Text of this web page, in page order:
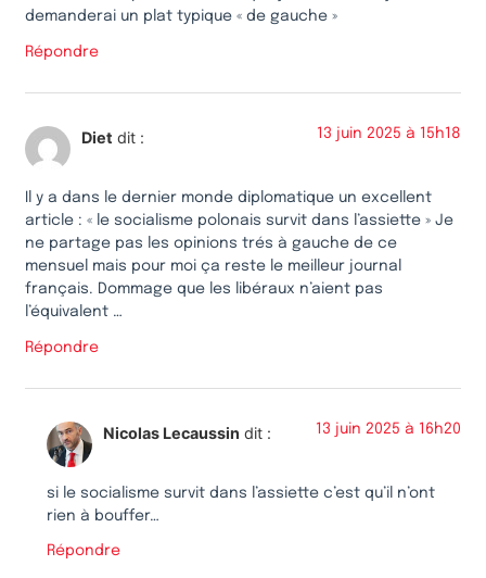
demanderai un plat typique « de gauche »
Répondre
Diet dit : 13 juin 2025 à 15h18
Il y a dans le dernier monde diplomatique un excellent
article : « le socialisme polonais survit dans l’assiette » Je
ne partage pas les opinions trés à gauche de ce
mensuel mais pour moi ça reste le meilleur journal
français. Dommage que les libéraux n’aient pas
l’équivalent …
Répondre
Nicolas Lecaussin dit : 13 juin 2025 à 16h20
si le socialisme survit dans l’assiette c’est qu’il n’ont
rien à bouffer…
Répondre